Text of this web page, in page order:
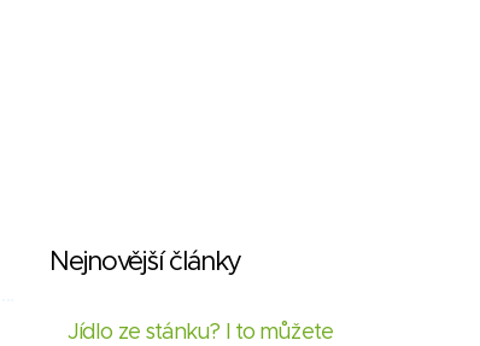
Nejnovější články
Jídlo ze stánku? I to můžete